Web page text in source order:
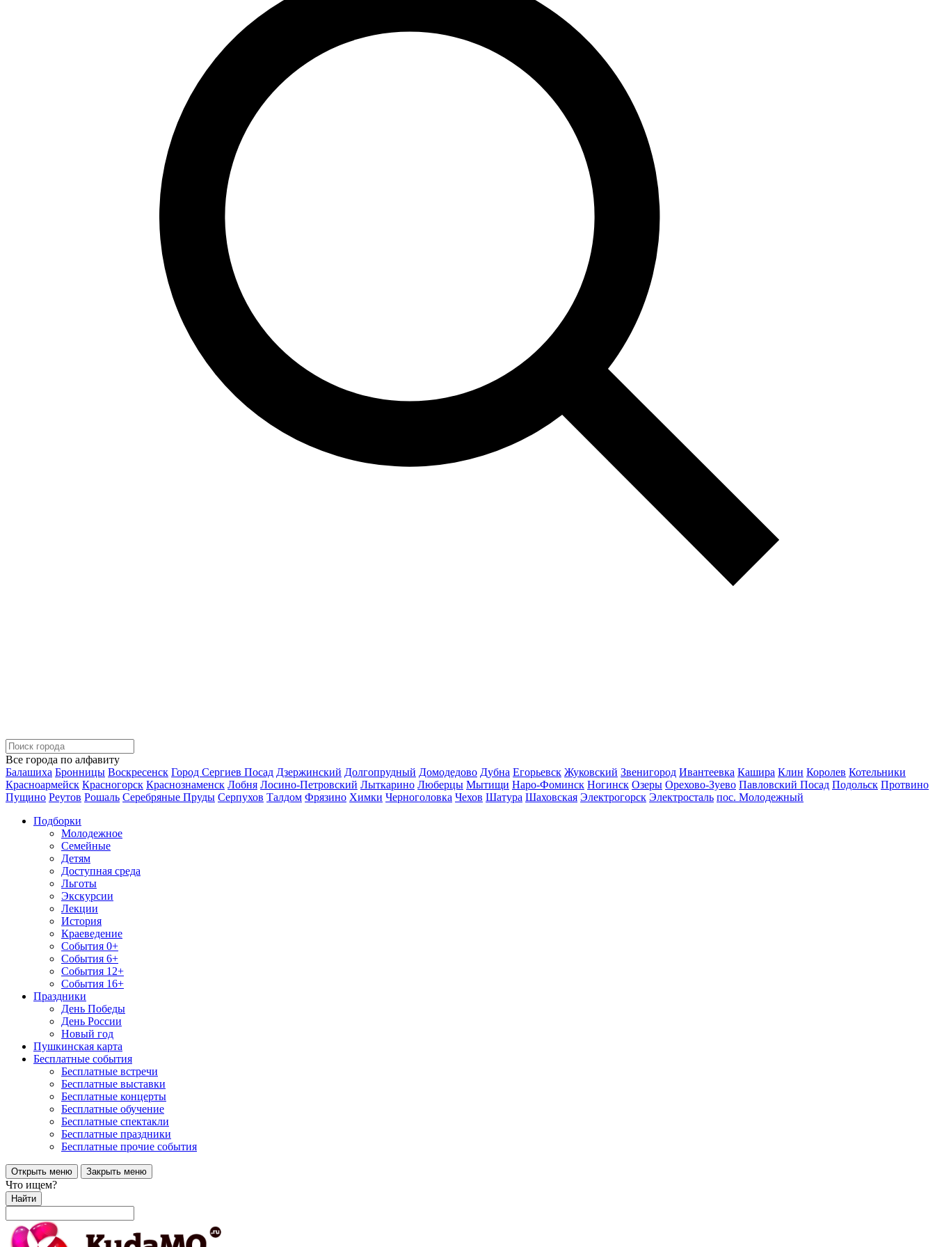
Все города по алфавиту
Балашиха Бронницы Воскресенск Город Сергиев Посад Дзержинский Долгопрудный Домодедово Дубна Егорьевск Жуковский Звенигород Ивантеевка Кашира Клин Королев Котельники
Красноармейск Красногорск Краснознаменск Лобня Лосино-Петровский Лыткарино Люберцы Мытищи Наро-Фоминск Ногинск Озеры Орехово-Зуево Павловский Посад Подольск Протвино
Пущино Реутов Рошаль Серебряные Пруды Серпухов Талдом Фрязино Химки Черноголовка Чехов Шатура Шаховская Электрогорск Электросталь пос. Молодежный
Подборки
Молодежное
Семейные
Детям
Доступная среда
Льготы
Экскурсии
Лекции
История
Краеведение
События 0+
События 6+
События 12+
События 16+
Праздники
День Победы
День России
Новый год
Пушкинская карта
Бесплатные события
Бесплатные встречи
Бесплатные выставки
Бесплатные концерты
Бесплатные обучение
Бесплатные спектакли
Бесплатные праздники
Бесплатные прочие события
Открыть меню Закрыть меню
Что ищем?
Найти